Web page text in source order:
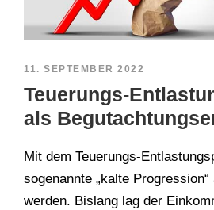
11. SEPTEMBER 2022
Teuerungs-
als
Mit dem Teuerungs-
sogenannte „kalte
werden. Bislang lag der